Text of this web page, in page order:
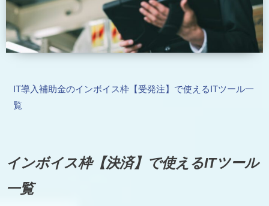
IT導入補助金のインボイス枠【受発注】で使えるITツール一
覧
インボイス枠【決済】で使えるITツール
一覧